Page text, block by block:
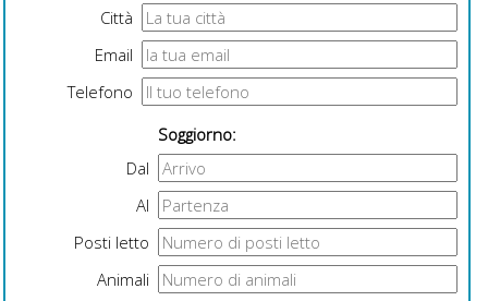
Città
Email
Telefono
Soggiorno:
Dal
Al
Posti letto
Animali